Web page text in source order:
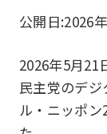
公開日:2026
2026年5月21
民主党のデ
ル・ニッポ